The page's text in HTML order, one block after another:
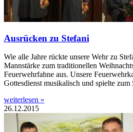
Ausrücken zu Stefani
Wie alle Jahre rückte unsere Wehr zu
Mannstärke zum traditionellen
Feuerwehrfahne aus. Unsere
Gottesdienst musikalisch und spielte zum
weiterlesen »
26.12.2015